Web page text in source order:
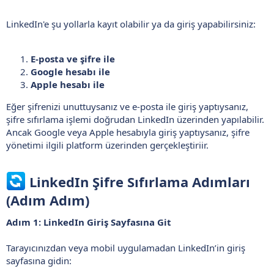
LinkedIn'e şu yollarla kayıt olabilir ya da giriş yapabilirsiniz:
E-posta ve şifre ile
Google hesabı ile
Apple hesabı ile
Eğer şifrenizi unuttuysanız ve e-posta ile giriş yaptıysanız,
şifre sıfırlama işlemi doğrudan LinkedIn üzerinden yapılabilir.
Ancak Google veya Apple hesabıyla giriş yaptıysanız, şifre
yönetimi ilgili platform üzerinden gerçekleştiriir.
LinkedIn Şifre Sıfırlama Adımları
(Adım Adım)
Adım 1: LinkedIn Giriş Sayfasına Git
Tarayıcınızdan veya mobil uygulamadan LinkedIn’in giriş
sayfasına gidin: